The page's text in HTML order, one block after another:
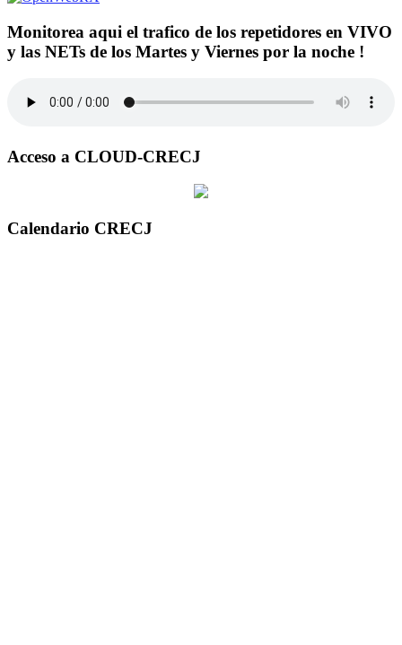
Monitorea aqui el trafico de los repetidores en VIVO
y las NETs de los Martes y Viernes por la noche !
Acceso a CLOUD-CRECJ
Calendario CRECJ